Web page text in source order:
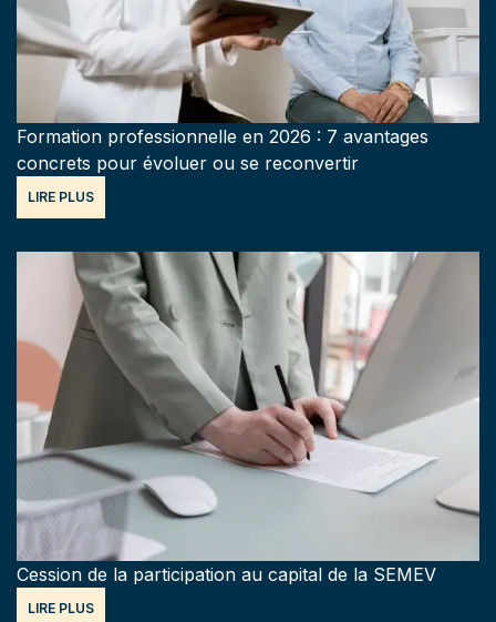
Formation professionnelle en 2026 : 7 avantages
concrets pour évoluer ou se reconvertir
LIRE PLUS
Cession de la participation au capital de la SEMEV
LIRE PLUS